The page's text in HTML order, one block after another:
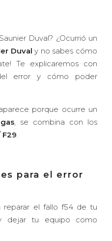
Duval? ¿Ocurrió un
Duval y no sabes cómo
Te explicaremos con
error y cómo poder
porque ocurre un
, se combina con los
.
para el error
reparar el fallo f54 de tu
dejar tu equipo como